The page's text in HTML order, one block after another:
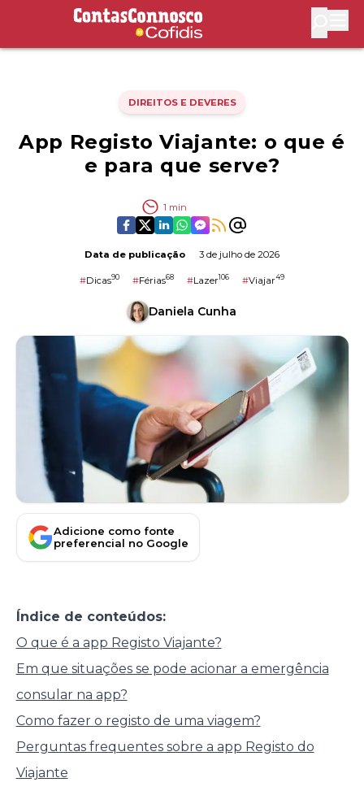
Contas Connosco by Cofidis
DIREITOS E DEVERES
App Registo Viajante: o que é
e para que serve?
1 min
Data de publicação 3 de julho de 2026
#Dicas90 #Férias68 #Lazer106 #Viajar49
Daniela Cunha
Adicione como fonte
preferencial no Google
Índice de conteúdos:
O que é a app Registo Viajante?
Em que situações se pode acionar a emergência
consular na app?
Como fazer o registo de uma viagem?
Perguntas frequentes sobre a app Registo do
Viajante